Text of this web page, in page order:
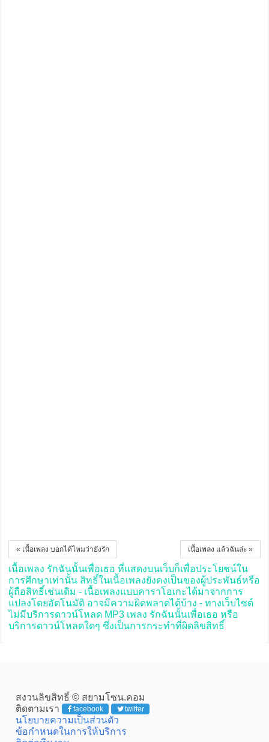
เนื้อเพลง แล้วฉันล่ะ »
« เนื้อเพลง บอกได้ไหมว่ายังรัก
เนื้อเพลง รักฉันนั้นเพื่อเธอ ที่แสดงบนเว็บก็เพื่อประโยชน์ใน
การศึกษาเท่านั้น สิทธิ์ในเนื้อเพลงยังคงเป็นของผู้ประพันธ์หรือ
ผู้ถือสิทธิ์เช่นเดิม - เนื้อเพลงแบบคาราโอเกะได้มาจากการ
แปลงโดยอัตโนมัติ อาจมีความผิดพลาดได้บ้าง - ทางเว็บไซต์
ไม่มีบริการดาวน์โหลด MP3 เพลง รักฉันนั้นเพื่อเธอ หรือ
บริการดาวน์โหลดใดๆ ซึ่งเป็นการกระทำที่ผิดลิขสิทธิ์
สงวนลิขสิทธิ์ © สยามโซน.คอม
ติดตามเรา
facebook twitter
นโยบายความเป็นส่วนตัว
ข้อกำหนดในการให้บริการ